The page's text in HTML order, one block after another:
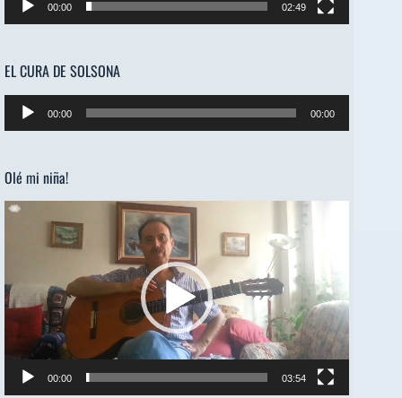
00:00 02:49
EL CURA DE SOLSONA
Reproductor
de
00:00 00:00
Olé mi niña!
Reproductor
00:00 03:54